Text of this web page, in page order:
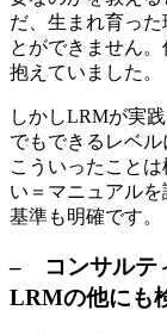
だ、生まれ育っ
とができません
抱えていました。
しかしLRMが実
でもできるレベル
こういったこと
い＝マニュアル
基準も明確です。
– コンサルテ
LRMの他にも